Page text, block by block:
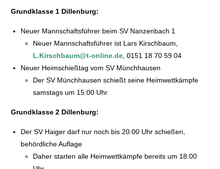
Grundklasse 1 Dillenburg:
Neuer Mannschaftsführer beim SV Nanzenbach 1
Neuer Mannschaftsführer ist Lars Kirschbaum,
L.Kirschbaum@t-online.de , 0151 18 70 59 04
Neuer Heimschießtag vom SV Münchhausen
Der SV Münchhausen schießt seine Heimwettkämpfe
samstags um 15:00 Uhr
Grundklasse 2 Dillenburg:
Der SV Haiger darf nur noch bis 20:00 Uhr schießen,
behördliche Auflage
Daher starten alle Heimwettkämpfe bereits um 18:00